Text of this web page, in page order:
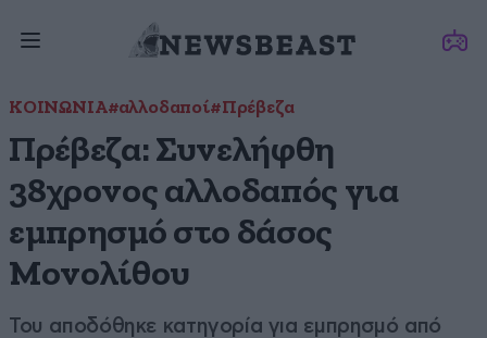
ΚΟΙΝΩΝΙΑ#αλλοδαποί#Πρέβεζα
Πρέβεζα: Συνελήφθη
38χρονος αλλοδαπός για
εμπρησμό στο δάσος
Μονολίθου
Του αποδόθηκε κατηγορία για εμπρησμό από